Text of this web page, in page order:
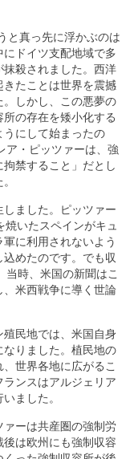
と真っ先に浮かぶのは
ドイツ支配地域で多
殺されました。西洋
たことは世界を震撼
。しかし、この悪夢の
の存在を矮小化する
うにして始まったの
ア・ピッツァーは、強
禁すること」だとし
ました。ピッツァー
いたスペインがキュ
に利用されないよう
めたのです。でも収
当時、米国の新聞はこ
米西戦争に導く世論
民地では、米国自身
りました。植民地の
世界各地に広がるこ
ンスはアルジェリア
ました。
ーは共産圏の強制労
は欧州にも強制収容